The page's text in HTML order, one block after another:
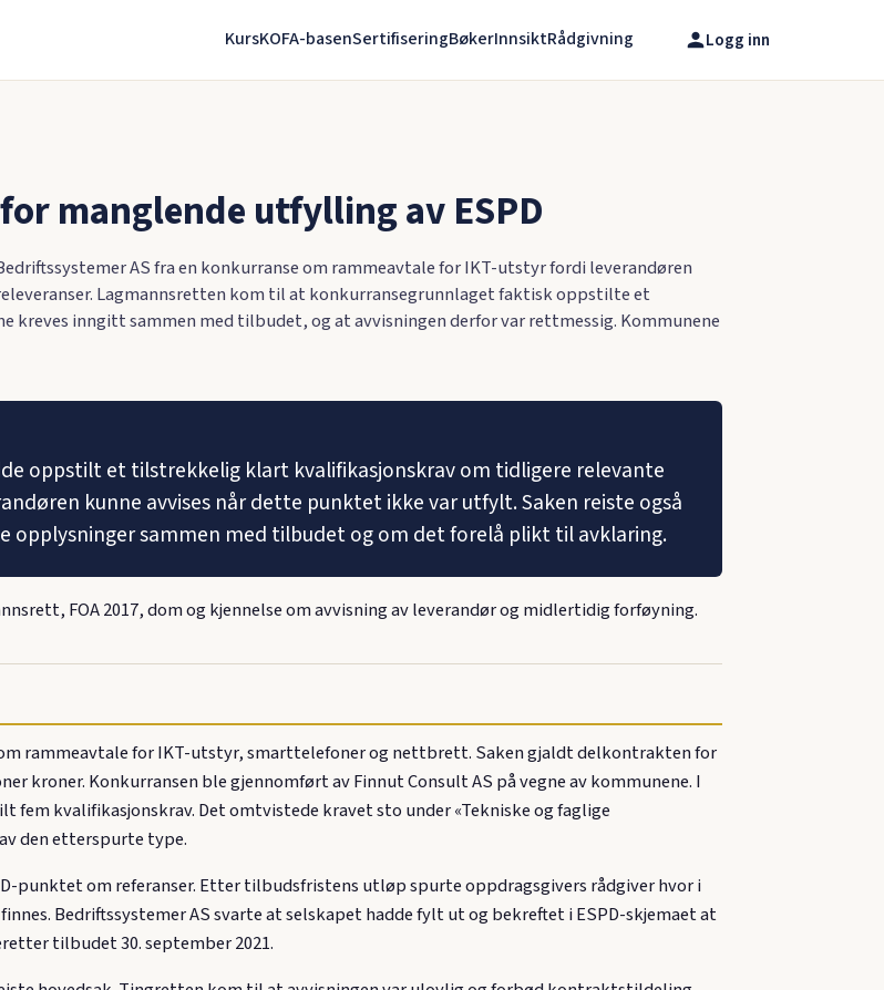
Logg inn
KursKOFA-basenSertifiseringBøkerInnsiktRådgivning
manglende utfylling av ESPD
AS fra en konkurranse om rammeavtale for IKT-utstyr fordi leverandøren
Lagmannsretten kom til at konkurransegrunnlaget faktisk oppstilte et
kreves inngitt sammen med tilbudet, og at avvisningen derfor var rettmessig. Kommunene
oppstilt et tilstrekkelig klart kvalifikasjonskrav om tidligere relevante
kunne avvises når dette punktet ikke var utfylt. Saken reiste også
opplysninger sammen med tilbudet og om det forelå plikt til avklaring.
FOA 2017, dom og kjennelse om avvisning av leverandør og midlertidig forføyning.
rammeavtale for IKT-utstyr, smarttelefoner og nettbrett. Saken gjaldt delkontrakten for
kroner. Konkurransen ble gjennomført av Finnut Consult AS på vegne av kommunene. I
kvalifikasjonskrav. Det omtvistede kravet sto under «Tekniske og faglige
den etterspurte type.
punktet om referanser. Etter tilbudsfristens utløp spurte oppdragsgivers rådgiver hvor i
Bedriftssystemer AS svarte at selskapet hadde fylt ut og bekreftet i ESPD-skjemaet at
tilbudet 30. september 2021.